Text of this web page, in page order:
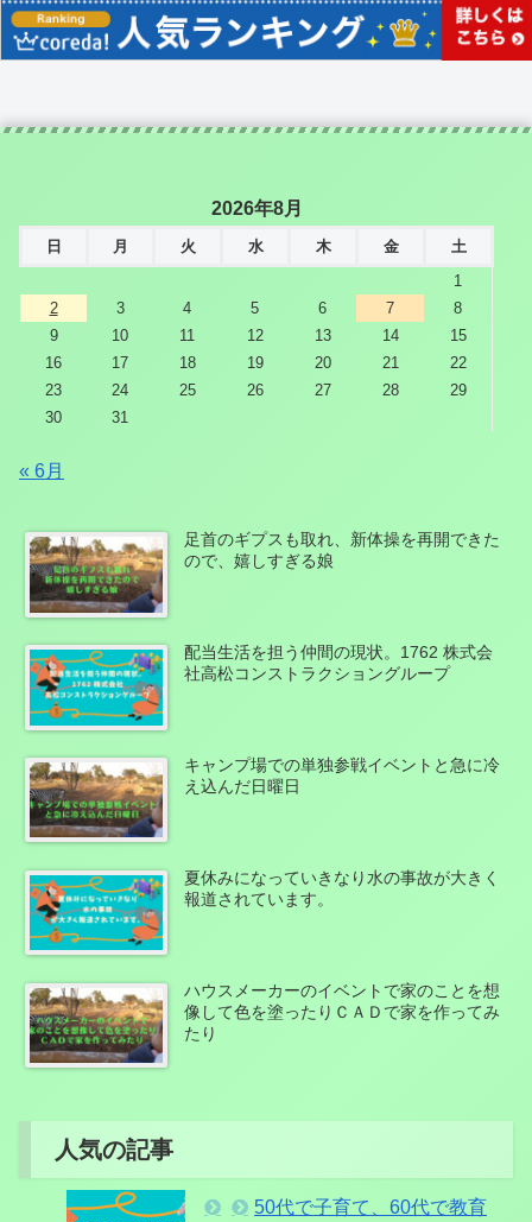
2026年8月
日 月 火 水 木 金
土
1
2
3 4 5 6 7
8
9
10 11 12 13 14
15
16
17 18 19 20 21
22
23
24 25 26 27 28
29
30
31
« 6月
足首のギプスも取れ、新体操を再開できた
ので、嬉しすぎる娘
配当生活を担う仲間の現状。1762 株式会
社高松コンストラクショングループ
キャンプ場での単独参戦イベントと急に冷
え込んだ日曜日
夏休みになっていきなり水の事故が大きく
報道されています。
ハウスメーカーのイベントで家のことを想
像して色を塗ったりＣＡＤで家を作ってみ
たり
人気の記事
50代で子育て、60代で教育